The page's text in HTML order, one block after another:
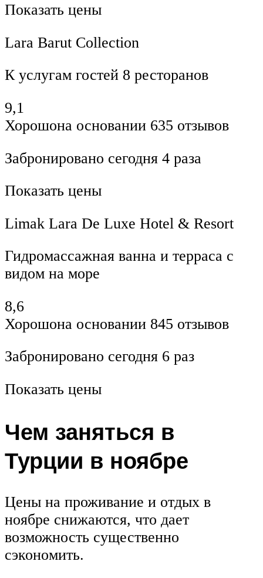
Показать цены
Lara Barut Collection
К услугам гостей 8 ресторанов
9,1
Хорошона основании 635 отзывов
Забронировано сегодня 4 раза
Показать цены
Limak Lara De Luxe Hotel & Resort
Гидромассажная ванна и терраса с
видом на море
8,6
Хорошона основании 845 отзывов
Забронировано сегодня 6 раз
Показать цены
Чем заняться в
Турции в ноябре
Цены на проживание и отдых в
ноябре снижаются, что дает
возможность существенно
сэкономить.